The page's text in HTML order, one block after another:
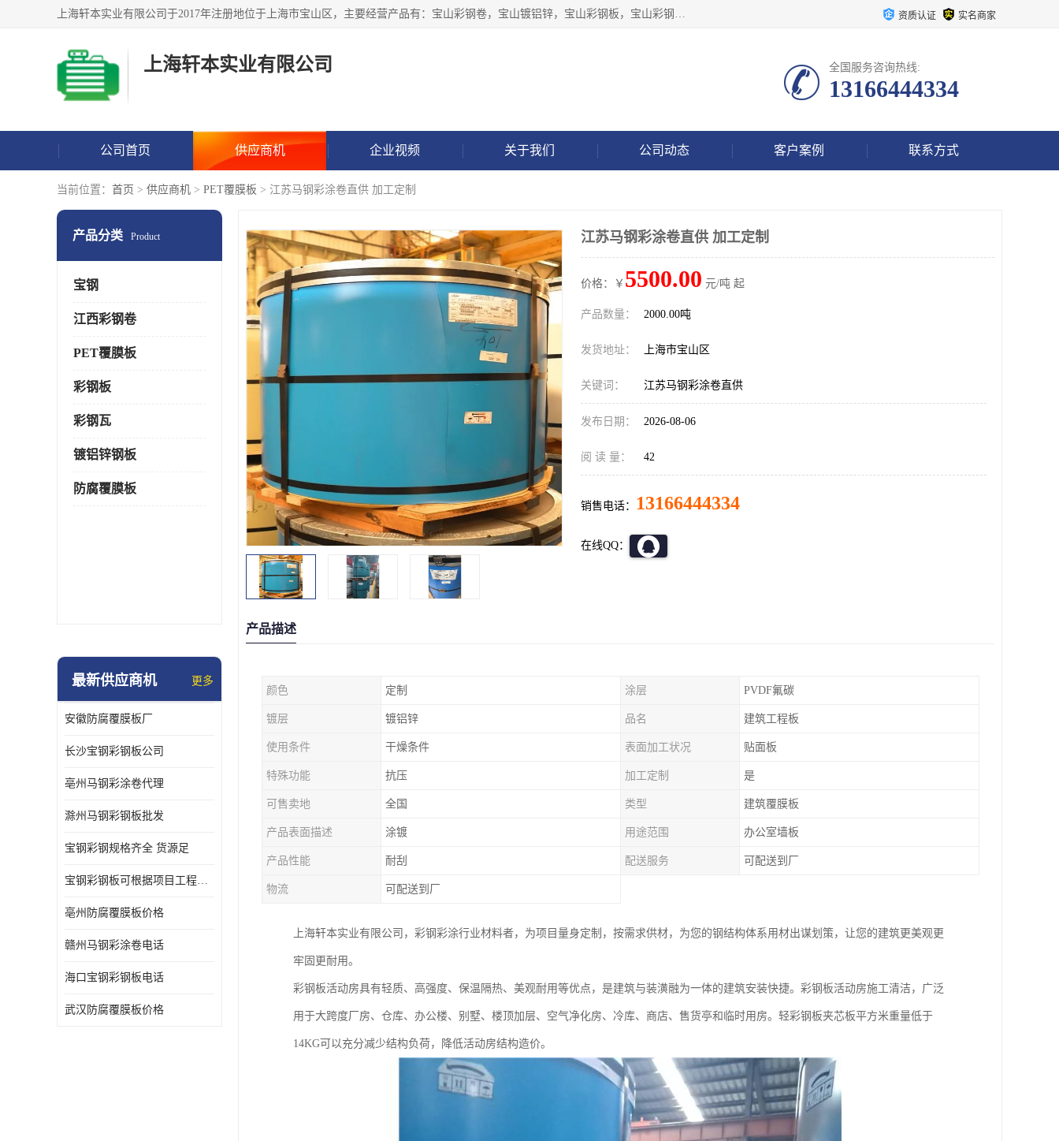
上海轩本实业有限公司于2017年注册地位于上海市宝山区，主要经营产品有：宝山彩钢卷，宝山镀铝锌，宝山彩钢板，宝山彩钢瓦等产品的生产和销售。 资质认证 实名商家
上海轩本实业有限公司 全国服务咨询热线:
13166444334
公司首页 供应商机 企业视频 关于我们 公司动态 客户案例 联系方式
当前位置： 首页 > 供应商机 > PET覆膜板 > 江苏马钢彩涂卷直供 加工定制
产品分类 Product
宝钢
江西彩钢卷
PET覆膜板
彩钢板
彩钢瓦
镀铝锌钢板
防腐覆膜板
最新供应商机 更多
安徽防腐覆膜板厂
长沙宝钢彩钢板公司
亳州马钢彩涂卷代理
滁州马钢彩钢板批发
宝钢彩钢规格齐全 货源足
宝钢彩钢板可根据项目工程定制
亳州防腐覆膜板价格
赣州马钢彩涂卷电话
海口宝钢彩钢板电话
武汉防腐覆膜板价格
江苏马钢彩涂卷直供 加工定制
价格：￥ 5500.00 元/吨 起
产品数量： 2000.00吨
发货地址： 上海市宝山区
关键词： 江苏马钢彩涂卷直供
发布日期： 2026-08-06
阅 读 量： 42
销售电话： 13166444334
在线QQ：
产品描述
颜色 定制 涂层 PVDF氟碳
镀层 镀铝锌 品名 建筑工程板
使用条件 干燥条件 表面加工状况 贴面板
特殊功能 抗压 加工定制 是
可售卖地 全国 类型 建筑覆膜板
产品表面描述 涂镀 用途范围 办公室墙板
产品性能 耐刮 配送服务 可配送到厂
物流 可配送到厂
上海轩本实业有限公司，彩钢彩涂行业材料者，为项目量身定制，按需求供材，为您的钢结构体系用材出谋划策，让您的建筑更美观更
牢固更耐用。
彩钢板活动房具有轻质、高强度、保温隔热、美观耐用等优点，是建筑与装潢融为一体的建筑安装快捷。彩钢板活动房施工清洁，广泛
用于大跨度厂房、仓库、办公楼、别墅、楼顶加层、空气净化房、冷库、商店、售货亭和临时用房。轻彩钢板夹芯板平方米重量低于
14KG可以充分减少结构负荷，降低活动房结构造价。